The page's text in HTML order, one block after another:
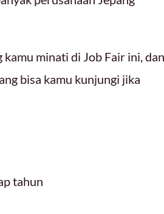
minati di Job Fair ini, dan
bisa kamu kunjungi jika
tahun